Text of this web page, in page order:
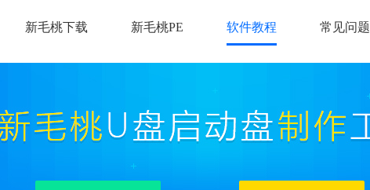
新毛桃下载 新毛桃PE 软件教程 常见问题